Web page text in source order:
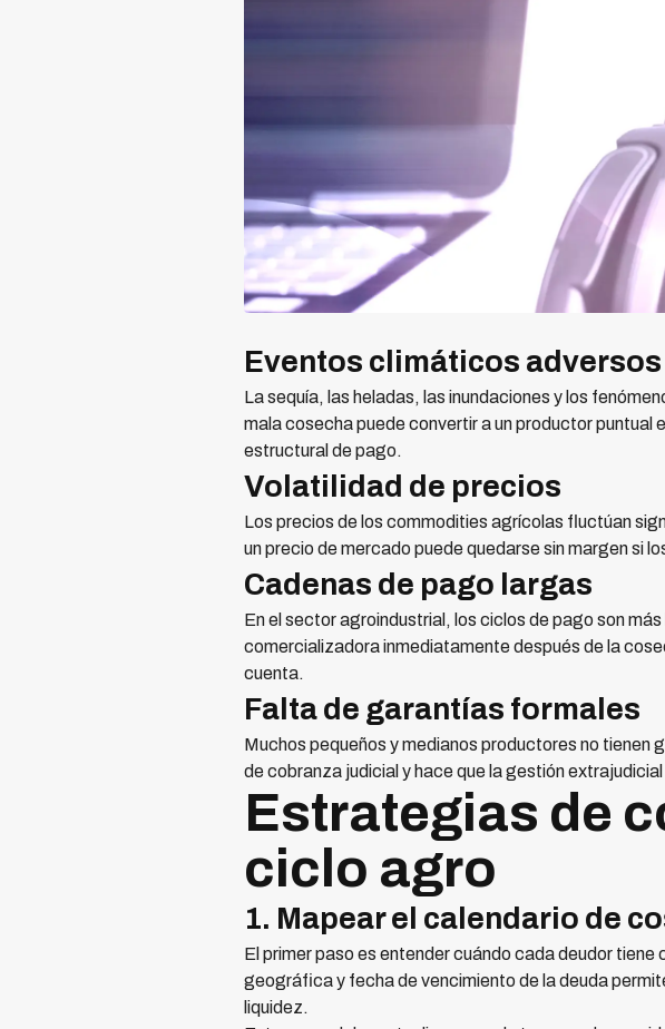
Eventos climáticos adversos
La sequía, las heladas, las inundaciones y los
mala cosecha puede convertir a un productor puntual
estructural de pago.
Volatilidad de precios
Los precios de los commodities agrícolas fluctúan
un precio de mercado puede quedarse sin margen si
Cadenas de pago largas
En el sector agroindustrial, los ciclos de pago son
comercializadora inmediatamente después de la
cuenta.
Falta de garantías formales
Muchos pequeños y medianos productores no tienen
de cobranza judicial y hace que la gestión
Estrategias de
ciclo agro
1. Mapear el calendario de
El primer paso es entender cuándo cada deudor
geográfica y fecha de vencimiento de la deuda
liquidez.